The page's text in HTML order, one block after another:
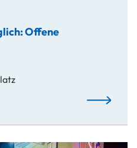
Offene